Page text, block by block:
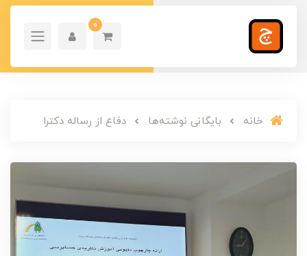
0
خانه بایگانی نوشته‌ها دفاع از رساله دکترا